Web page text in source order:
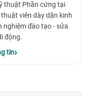
thuật Phần cứng tại
viên dày dặn kinh
nghiệm đào tạo - sửa
động.
tin